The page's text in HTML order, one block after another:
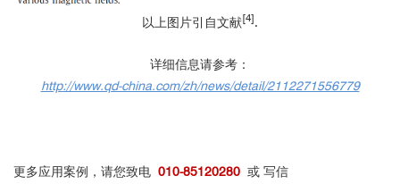
以上图片引自文献[4]
详细信息请参考：
http://www.qd-china.com/zh/news/detail/2112271556779
更多应用案例，请您致电 010-85120280 或 写信